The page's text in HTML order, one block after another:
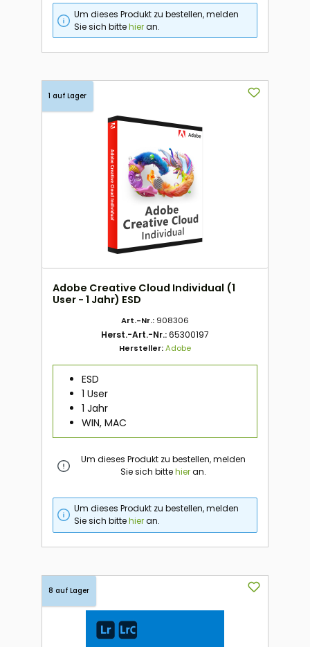
Um dieses Produkt zu bestellen, melden
Sie sich bittehieran.
1 auf Lager
Adobe Creative Cloud Individual (1
User - 1 Jahr) ESD
Art.-Nr.: 908306
Herst.-Art.-Nr.:65300197
Hersteller:Adobe
ESD
1 User
1 Jahr
WIN, MAC
Um dieses Produkt zu bestellen, melden
Sie sich bittehieran.
Um dieses Produkt zu bestellen, melden
Sie sich bittehieran.
8 auf Lager